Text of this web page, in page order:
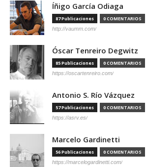
Íñigo García Odiaga
87 Publicaciones 0 COMENTARIOS
http://vaumm.com/
Óscar Tenreiro Degwitz
85 Publicaciones 0 COMENTARIOS
https://oscartenreiro.com/
Antonio S. Río Vázquez
57 Publicaciones 0 COMENTARIOS
https://asrv.es/
Marcelo Gardinetti
56 Publicaciones 0 COMENTARIOS
https://marcelogardinetti.com/